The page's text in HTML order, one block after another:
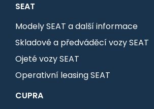
SEAT
Modely SEAT a další informace
Skladové a předváděcí vozy SEAT
Ojeté vozy SEAT
Operativní leasing SEAT
CUPRA